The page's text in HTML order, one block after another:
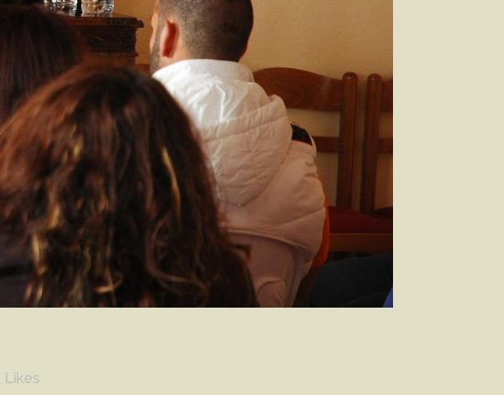
Likes